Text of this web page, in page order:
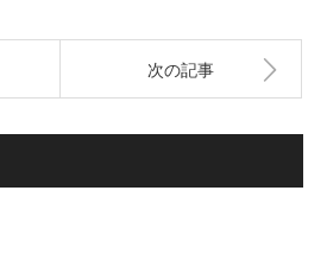
次の記事